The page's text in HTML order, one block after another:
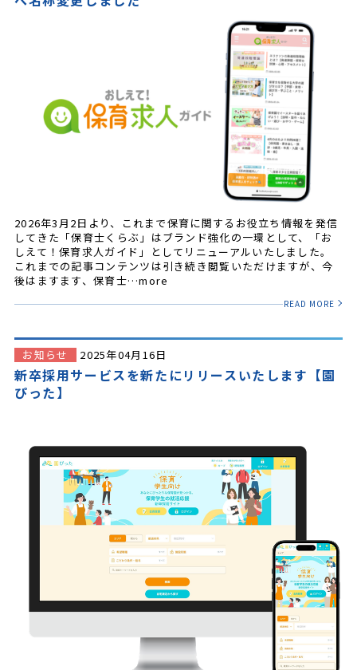
2026年3月2日より、これまで保育に関するお役立ち情報を発信
してきた「保育士くらぶ」はブランド強化の一環として、「お
しえて！保育求人ガイド」としてリニューアルいたしました。
これまでの記事コンテンツは引き続き閲覧いただけますが、今
後はますます、保育士…more
READ MORE
お知らせ 2025年04月16日
新卒採用サービスを新たにリリースいたします【園
ぴった】